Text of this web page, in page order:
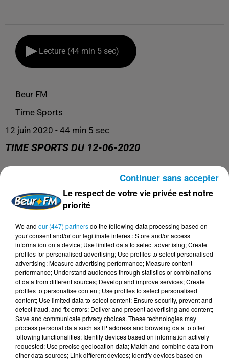
Lecture (44 min 5 sec)
Beur FM
Time Sports
12 juin 2020 - 44 min 5 sec
TIME SPORTS DU 12-06-2020
DERNIERS PODCASTS
24 juillet 2026
Les Zinformés - 24/07/26
Le respect de votre vie privée est notre
priorité
We and our (447) partnersdo the following data processing based on
your consent and/or our legitimate interest: Store and/or access
information on a device; Use limited data to select advertising; Create
profiles for personalised advertising; Use profiles to select personalised
advertising; Measure advertising performance; Measure content
performance; Understand audiences through statistics or combinations
of data from different sources; Develop and improve services; Create
profiles to personalise content; Use profiles to select personalised
content; Use limited data to select content; Ensure security, prevent and
detect fraud, and fix errors; Deliver and present advertising and content;
Save and communicate privacy choices. These technologies may
process personal data such as IP address and browsing data to offer
following functionalities: Identify devices based on information actively
requested; Use precise geolocation data; Match and combine data from
other data sources; Link different devices; Identify devices based on
Continuer sans accepter